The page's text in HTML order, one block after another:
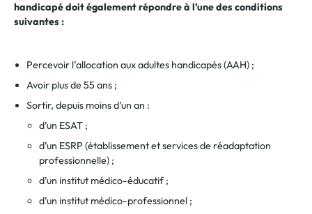
handicapé doit également répondre à l’une des conditions
suivantes :
Percevoir l’allocation aux adultes handicapés (AAH) ;
Avoir plus de 55 ans ;
Sortir, depuis moins d’un an :
d’un ESAT ;
d’un ESRP (établissement et services de réadaptation
professionnelle) ;
d’un institut médico-éducatif ;
d’un institut médico-professionnel ;